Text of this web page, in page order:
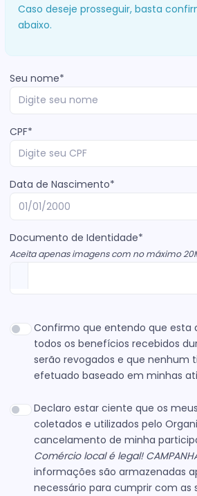
Caso deseje prosseguir, basta
abaixo.
Seu nome*
CPF*
Data de Nascimento*
Documento de Identidade*
Aceita apenas imagens com no máximo
Confirmo que entendo que esta
todos os benefícios recebidos
serão revogados e que nenhum
efetuado baseado em minhas
Declaro estar ciente que os
coletados e utilizados pelo
cancelamento de minha
Comércio local é legal!
informações são armazenadas
necessário para cumprir com as